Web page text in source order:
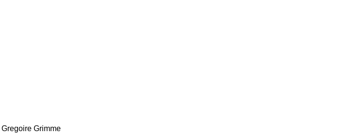
Gregoire Grimme